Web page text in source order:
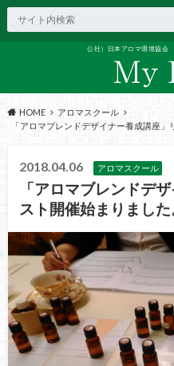
公社）日本アロマ環境協会
HOME
アロマスクール
「アロマブレンドデザイナー養成講座」
2018.04.06 アロマスクール
「アロマブレンドデ
スト開催始まりました